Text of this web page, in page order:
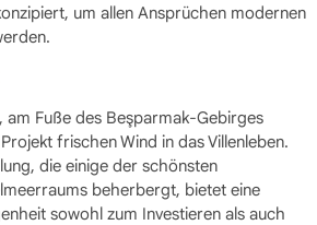
um allen Ansprüchen modernen
am Fuße des Beşparmak-Gebirges
frischen Wind in das Villenleben.
die einige der schönsten
beherbergt, bietet eine
sowohl zum Investieren als auch